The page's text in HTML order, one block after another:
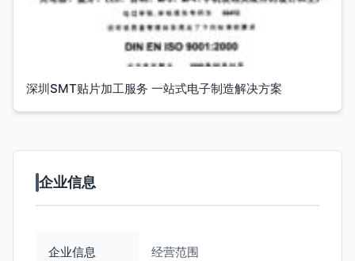
深圳SMT贴片加工服务 一站式电子制造解决方案
企业信息
企业信息 经营范围